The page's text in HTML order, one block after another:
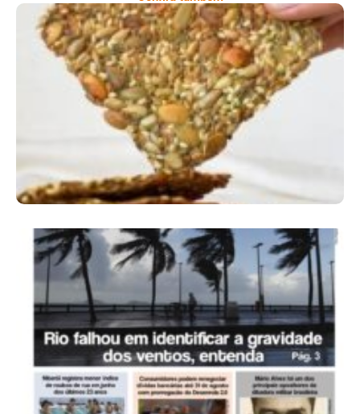
Comer Bem: Cracker De Sementes
Ano X – Número 366 01 A 07 De Agosto De
2026